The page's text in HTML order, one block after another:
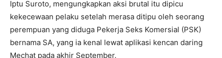
Iptu Suroto, mengungkapkan aksi brutal itu dipicu
kekecewaan pelaku setelah merasa ditipu oleh seorang
perempuan yang diduga Pekerja Seks Komersial (PSK)
bernama SA, yang ia kenal lewat aplikasi kencan daring
Mechat pada akhir September.